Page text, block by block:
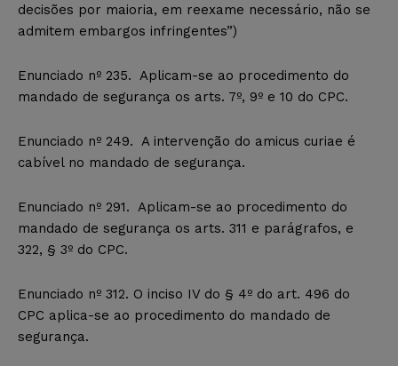
decisões por maioria, em reexame necessário, não se
admitem embargos infringentes”)
Enunciado nº 235. Aplicam-se ao procedimento do
mandado de segurança os arts. 7º, 9º e 10 do CPC.
Enunciado nº 249. A intervenção do amicus curiae é
cabível no mandado de segurança.
Enunciado nº 291. Aplicam-se ao procedimento do
mandado de segurança os arts. 311 e parágrafos, e
322, § 3º do CPC.
Enunciado nº 312. O inciso IV do § 4º do art. 496 do
CPC aplica-se ao procedimento do mandado de
segurança.